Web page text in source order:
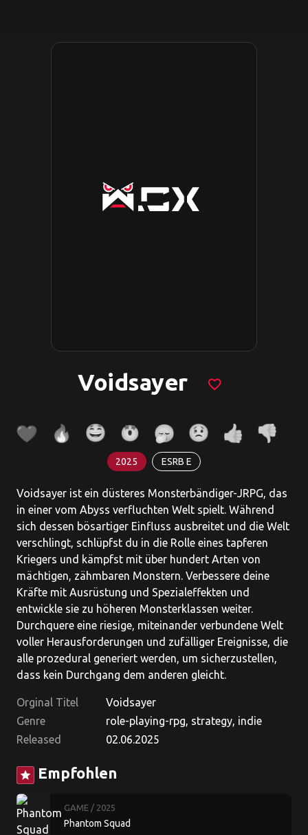
Voidsayer favorite_border
2025 ESRB E
Voidsayer ist ein düsteres Monsterbändiger-JRPG, das
in einer vom Abyss verfluchten Welt spielt. Während
sich dessen bösartiger Einfluss ausbreitet und die Welt
verschlingt, schlüpfst du in die Rolle eines tapferen
Kriegers und kämpfst mit über hundert Arten von
mächtigen, zähmbaren Monstern. Verbessere deine
Kräfte mit Ausrüstung und Spezialeffekten und
entwickle sie zu höheren Monsterklassen weiter.
Durchquere eine riesige, miteinander verbundene Welt
voller Herausforderungen und zufälliger Ereignisse, die
alle prozedural generiert werden, um sicherzustellen,
dass kein Durchgang dem anderen gleicht.
Orginal Titel
Voidsayer
Genre
role-playing-rpg, strategy, indie
Released
02.06.2025
star Empfohlen
GAME / 2025
Phantom Squad